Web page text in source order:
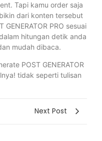
Tapi kamu order saja
dari konten tersebut
PRO sesuai
hitungan detik anda
mudah dibaca.
POST GENERATOR
tidak seperti tulisan
Next Post